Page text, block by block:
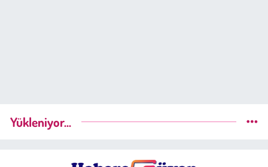
Yükleniyor...